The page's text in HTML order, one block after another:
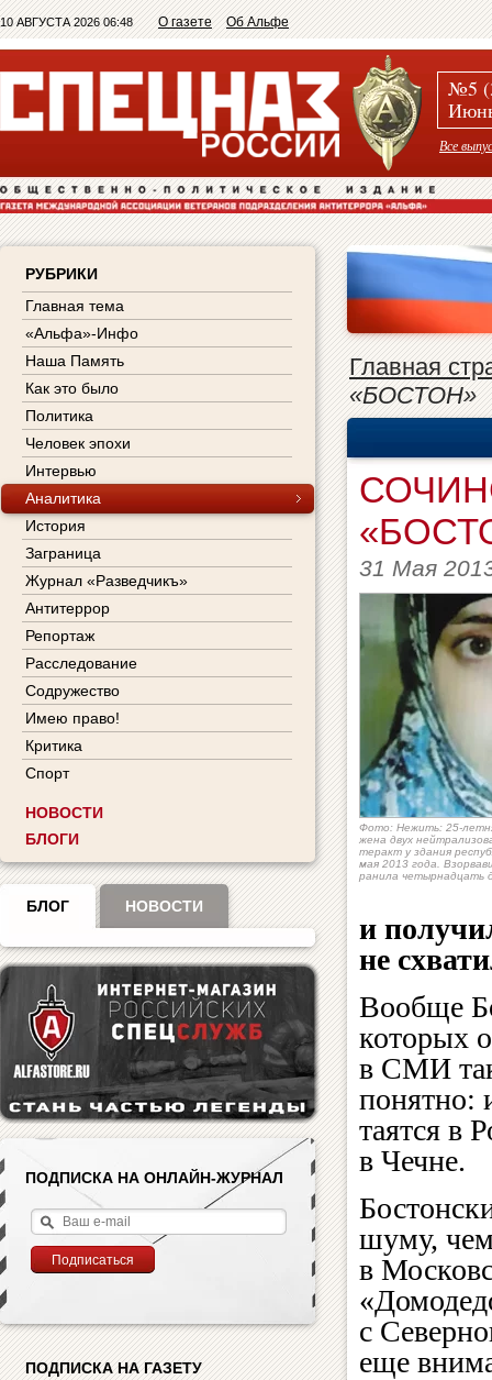
10 АВГУСТА 2026 06:48 О газете Об Альфе
№5
Все
РУБРИКИ
Главная тема
«Альфа»-Инфо
Наша Память
Как это было
Политика
Человек эпохи
Интервью
Аналитика
История
Заграница
Журнал «Разведчикъ»
Антитеррор
Репортаж
Расследование
Содружество
Имею право!
Критика
Спорт
НОВОСТИ
БЛОГИ
БЛОГ НОВОСТИ
ПОДПИСКА НА ОНЛАЙН-ЖУРНАЛ
ПОДПИСКА НА ГАЗЕТУ
Главная
«БОСТОН»
31 Мая
Фото: Нежить: 25-
жена двух
теракт у здания
мая 2013 года.
ранила четырнадцать
и
не
Вообще
которых
в СМИ
понятно:
таятся в
в Чечне.
шуму, чем
в
с
еще